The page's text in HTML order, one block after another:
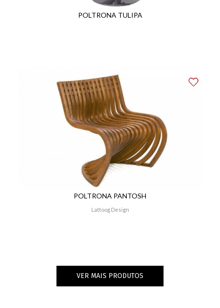
POLTRONA TULIPA
POLTRONA PANTOSH
Lattoog Design
VER MAIS PRODUTOS